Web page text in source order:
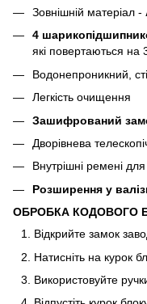
Зовнішній матеріал -
4
які повертаються на
Водонепроникний,
Легкість очищення
Зашифрований
Дворівнева
Внутрішні ремені
Розширення у
ОБРОБКА КОДОВОГО
Відкрийте замок
Натисніть на курок
Використовуйте